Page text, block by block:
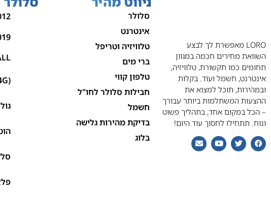
LORO מאפשרת לך לבצע
השוואת מחירים חכמה במגוון
תחומים כמו תקשורת, טלוויזיה,
אינטרנט, חשמל ועוד. בקלות
ובמהירות, תוכל למצוא את
ההצעות המשתלמות ביותר עבורך
– הכל במקום אחד, בתהליך פשוט
ונוח. תתחילו לחסוך עוד היום!
סלולר
אינטרנט
טלוויזיה וטריפל
ברי מים
טלפון קווי
חבילות סלולר לחו"ל
חשמל
בדיקת מהירות גלישה
בלוג
012
019